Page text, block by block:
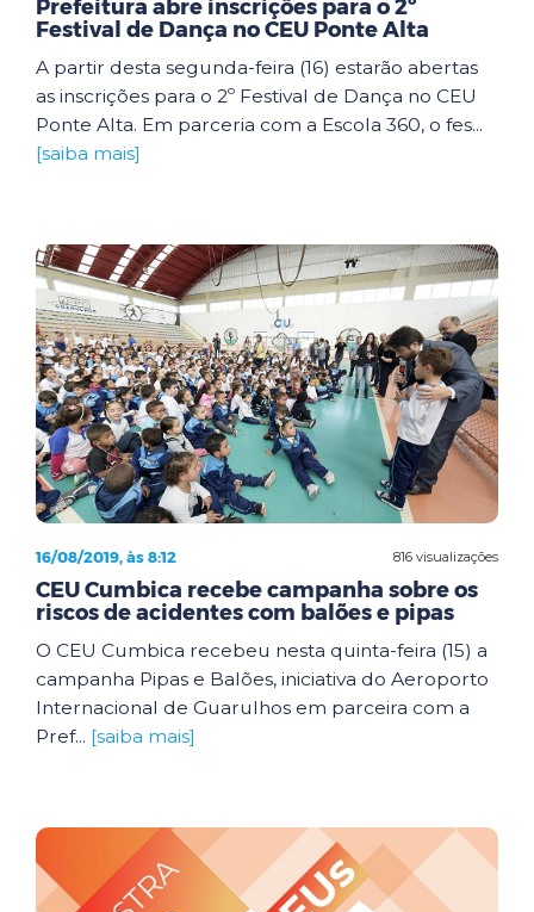
Prefeitura abre inscrições para o 2º
Festival de Dança no CEU Ponte Alta
A partir desta segunda-feira (16) estarão abertas
as inscrições para o 2º Festival de Dança no CEU
Ponte Alta. Em parceria com a Escola 360, o fes...
[saiba mais]
816 visualizações
16/08/2019, às 8:12
CEU Cumbica recebe campanha sobre os
riscos de acidentes com balões e pipas
O CEU Cumbica recebeu nesta quinta-feira (15) a
campanha Pipas e Balões, iniciativa do Aeroporto
Internacional de Guarulhos em parceira com a
Pref... [saiba mais]